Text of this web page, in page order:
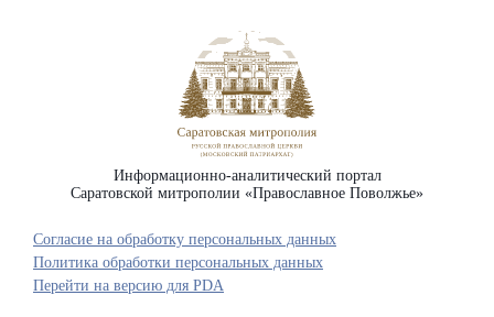
Информационно-аналитический портал
Саратовской митрополии «Православное Поволжье»
Согласие на обработку персональных данных
Политика обработки персональных данных
Перейти на версию для PDA